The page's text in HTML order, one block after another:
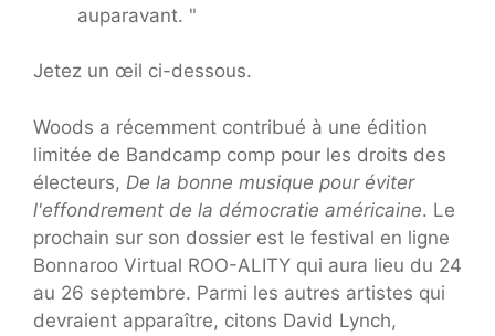
auparavant. "
Jetez un œil ci-dessous.
Woods a récemment contribué à une édition
limitée de Bandcamp comp pour les droits des
électeurs, De la bonne musique pour éviter
l'effondrement de la démocratie américaine. Le
prochain sur son dossier est le festival en ligne
Bonnaroo Virtual ROO-ALITY qui aura lieu du 24
au 26 septembre. Parmi les autres artistes qui
devraient apparaître, citons David Lynch,